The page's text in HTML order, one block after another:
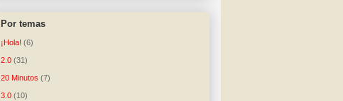
Por temas
¡Hola! (6)
2.0 (31)
20 Minutos (7)
3.0 (10)